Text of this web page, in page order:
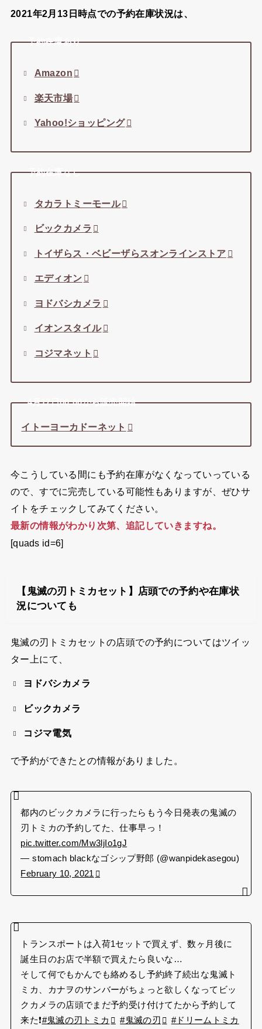
2021年2月13日時点での予約在庫状況は、
予約在庫あり
Amazon
楽天市場
Yahoo!ショッピング
予約在庫なし
タカラトミーモール
ビックカメラ
トイザらス・ベビーザらスオンラインストア
エディオン
ヨドバシカメラ
イオンスタイル
コジマネット
4月17日00:00から販売開始
イトーヨーカドーネット
今こうしている間にも予約在庫がなくなっていっている
ので、すでに完売している可能性もありますが、ぜひサ
イトをチェックしてみてください。
最新の情報がわかり次第、追記していきますね。
[quads id=6]
【鬼滅の刃トミカセット】店頭での予約や在庫状
況についても
鬼滅の刃トミカセットの店頭での予約についてはツイッ
ター上にて、
ヨドバシカメラ
ビックカメラ
コジマ電気
で予約ができたとの情報がありました。
都内のビックカメラに行ったらもう今日発表の鬼滅の
刃トミカの予約してた、仕事早っ！
pic.twitter.com/Mw3ljIo1gJ
— stomach blackなゴシップ野郎 (@wanpidekasegou)
February 10, 2021
トランスポートは入荷1セットで買えず、数ヶ月後に
誕生日のお店で半額で買えたら良いな…
そして何でもかんでも絡めるし予約終了続出な鬼滅ト
ミカ、カナヲのサンバーがちょっと欲しくなってビッ
クカメラの店頭でまだ予約受け付けてたから予約して
来た❗️#鬼滅の刃トミカ #鬼滅の刃
#ドリームトミカ